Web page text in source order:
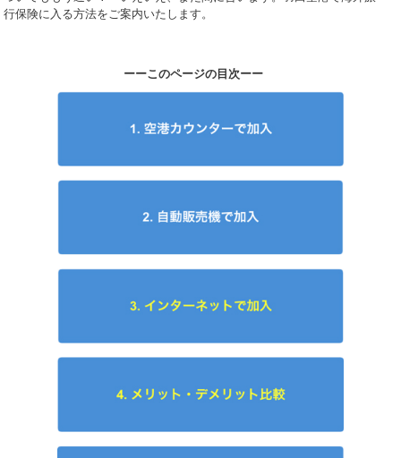
行保険に入る方法をご案内いたします。
ーーこのページの目次ーー